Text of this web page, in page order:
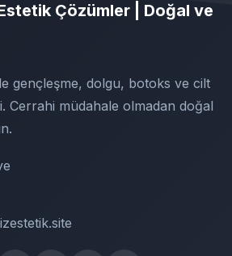
Çözümler | Doğal ve
gençleşme, dolgu, botoks ve cilt
Cerrahi müdahale olmadan doğal